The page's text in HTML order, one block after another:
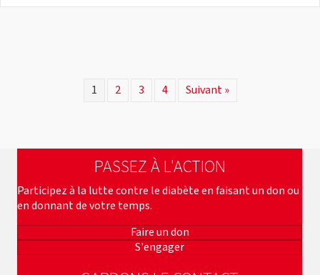
1 2 3 4 Suivant »
PASSEZ À L'ACTION
Participez à la lutte contre le diabète en faisant un don ou
en donnant de votre temps.
Faire un don
S'engager